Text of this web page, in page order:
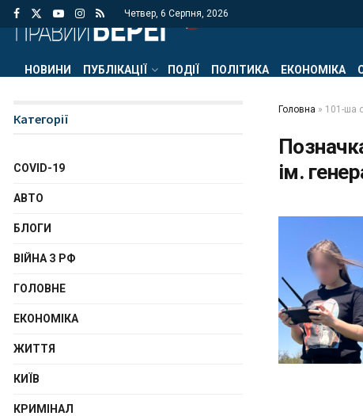
Четвер, 6 Серпня, 2026
НОВИНИ ПУБЛІКАЦІЇ ПОДІЇ ПОЛІТИКА ЕКОНОМІКА
Головна » 101-ша
ім.
Категорії
COVID-19
АВТО
БЛОГИ
ВІЙНА З РФ
ГОЛОВНЕ
ЕКОНОМІКА
ЖИТТЯ
КИЇВ
КРИМІНАЛ